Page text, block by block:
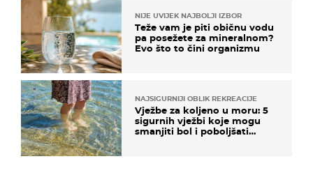
NIJE UVIJEK NAJBOLJI IZBOR
Teže vam je piti običnu vodu
pa posežete za mineralnom?
Evo što to čini organizmu
NAJSIGURNIJI OBLIK REKREACIJE
Vježbe za koljeno u moru: 5
sigurnih vježbi koje mogu
smanjiti bol i poboljšati